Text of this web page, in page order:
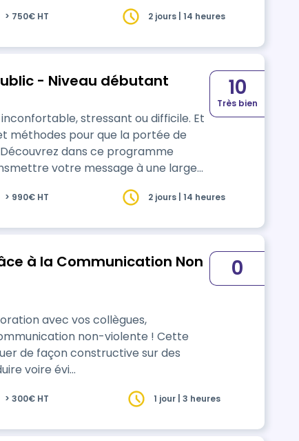
> 750€ HT 2 jours | 14 heures
- Niveau débutant
stressant ou difficile. Et
méthodes pour que la portée de
votre message à une large
10
Très bien
> 990€ HT 2 jours | 14 heures
à la Communication Non
avec vos collègues,
non-violente ! Cette
de façon constructive sur des
voire évi…
0
> 300€ HT 1 jour | 3 heures